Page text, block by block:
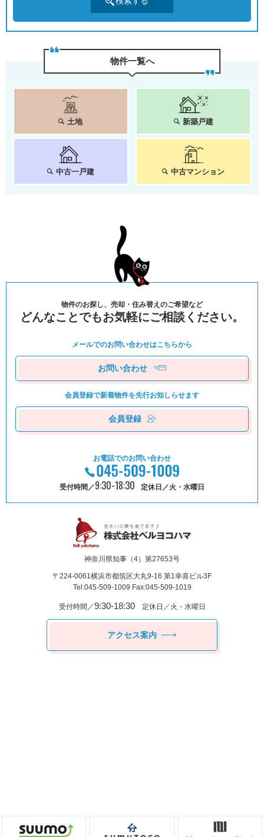
物件⼀覧へ
土地 新築戸建
中古一戸建 中古マンション
物件のお探し、売却・住み替えのご希望など
どんなことでもお気軽にご相談ください。
メールでのお問い合わせはこちらから
お問い合わせ
会員登録で新着物件を先⾏お知しらせます
会員登録
お電話でのお問い合わせ
受付時間／9:30-18:30 定休日／火・水曜日
神奈川県知事（4）第27653号
〒224-0061 横浜市都筑区⼤丸9-16 第1幸喜ビル3F
Tel:045-509-1009 Fax:045-509-1019
受付時間／9:30-18:30定休日／火・水曜日
アクセス案内